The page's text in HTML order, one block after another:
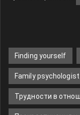
Finding yourself
Family psychologist
Трудности в